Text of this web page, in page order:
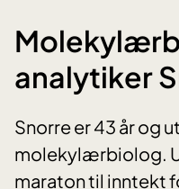
analytiker
Snorre er 43 år og
molekylærbiolog.
maraton til inntekt